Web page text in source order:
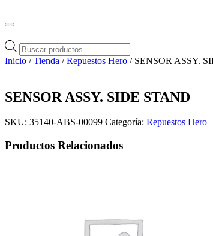
Búsqueda
de
productos
Inicio /Tienda /Repuestos Hero / SENSOR ASSY.
SENSOR ASSY. SIDE STAND
SKU: 35140-ABS-00099 Categoría: Repuestos Hero
Productos Relacionados